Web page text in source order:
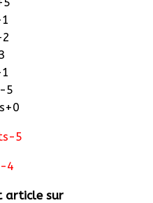
5
5
4
article sur